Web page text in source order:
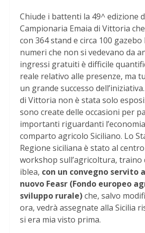
Chiude i battenti la 49^ edizione
Campionaria Emaia di Vittoria
con 364 stand e circa 100
numeri che non si vedevano da
ingressi gratuiti è difficile
reale relativo alle presenze, ma
un grande successo
di Vittoria non è stata solo
sono create delle occasioni per
importanti riguardanti
comparto agricolo Siciliano. Lo
Regione siciliana è stato al
workshop sull’agricoltura, traino
iblea, con un convegno servito
nuovo Feasr (Fondo europeo
sviluppo rurale)che, salvo
ora, vedrà assegnate alla Sicilia
si era mia visto prima.